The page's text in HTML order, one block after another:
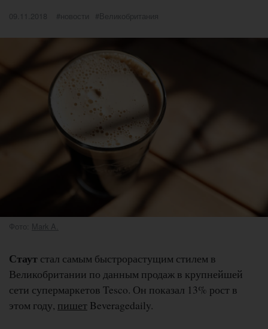
Опубликовано
09.11.2018 категории
новости Метки
Великобритания
Фото: Mark A.
Стаут стал самым быстрорастущим стилем в
Великобритании по данным продаж в крупнейшей
сети супермаркетов Tesco. Он показал 13% рост в
этом году, пишет Beveragedaily.